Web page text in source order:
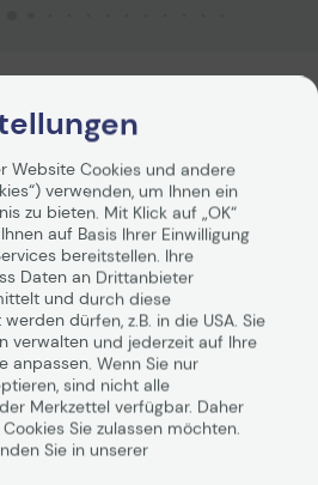
Vorvertragliche
ist auf maximale
Das Zubehör von
und verbessert
Zuverlässigkeit sowie
Website Cookies und andere
verwenden, um Ihnen ein
zu bieten. Mit Klick auf „OK“
auf Basis Ihrer Einwilligung
bereitstellen. Ihre
Daten an Drittanbieter
und durch diese
dürfen, z.B. in die USA. Sie
verwalten und jederzeit auf Ihre
anpassen. Wenn Sie nur
sind nicht alle
Merkzettel verfügbar. Daher
Sie zulassen möchten.
Sie in unserer